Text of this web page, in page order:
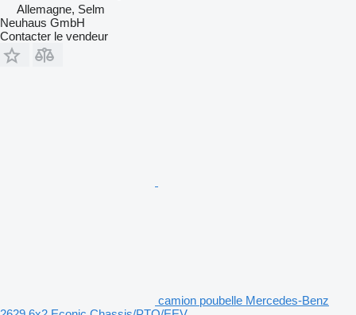
Allemagne, Selm
Neuhaus GmbH
Contacter le vendeur
camion poubelle Mercedes-Benz